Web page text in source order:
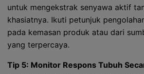
untuk mengekstrak senyawa aktif
khasiatnya. Ikuti petunjuk
pada kemasan produk atau dari
yang terpercaya.
Tip 5: Monitor Respons Tubuh